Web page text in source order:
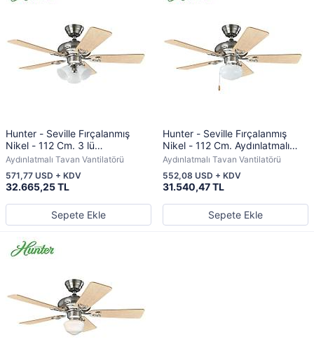
Hunter - Seville Fırçalanmış
Nikel - 112 Cm. 3 lü
Aydınlatmalı Tavan Vantilatörü
Aydınlatmalı Tavan Vantilatörü
32.665,25 TL
571,77 USD + KDV
Sepete Ekle
Hunter - Seville Fırçalanmış
Nikel - 112 Cm. Aydınlatmalı
Tavan Vantilatörü
Aydınlatmalı Tavan Vantilatörü
31.540,47 TL
552,08 USD + KDV
Sepete Ekle